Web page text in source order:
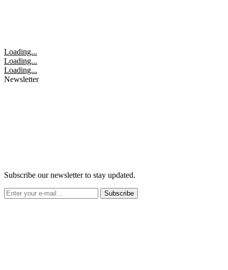
Loading...
Loading...
Loading...
Newsletter
Subscribe our newsletter to stay updated.
Subscribe